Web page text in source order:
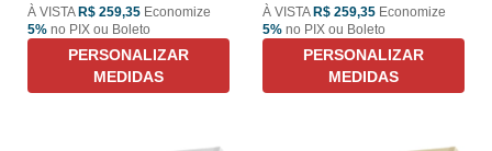
À VISTAR$ 259,35 Economize
5% no PIX ou Boleto
PERSONALIZAR
MEDIDAS
À VISTAR$ 259,35 Economize
5% no PIX ou Boleto
PERSONALIZAR
MEDIDAS